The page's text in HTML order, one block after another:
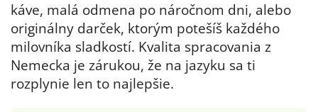
káve, malá odmena po náročnom dni, alebo
originálny darček, ktorým potešíš každého
milovníka sladkostí. Kvalita spracovania z
Nemecka je zárukou, že na jazyku sa ti
rozplynie len to najlepšie.